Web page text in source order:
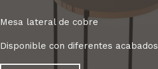
Mesa lateral de cobre
Disponible con diferentes acabados